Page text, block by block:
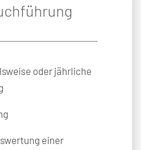
oder jährliche
einer